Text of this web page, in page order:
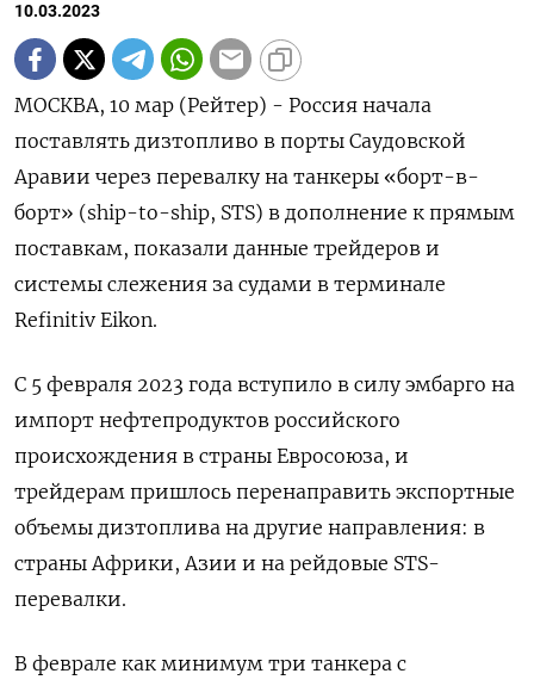
10.03.2023
МОСКВА, 10 мар (Рейтер) - Россия начала
поставлять дизтопливо в порты Саудовской
Аравии через перевалку на танкеры «борт-в-
борт» (ship-to-ship, STS) в дополнение к прямым
поставкам, показали данные трейдеров и
системы слежения за судами в терминале
Refinitiv Eikon.
С 5 февраля 2023 года вступило в силу эмбарго на
импорт нефтепродуктов российского
происхождения в страны Евросоюза, и
трейдерам пришлось перенаправить экспортные
объемы дизтоплива на другие направления: в
страны Африки, Азии и на рейдовые STS-
перевалки.
В феврале как минимум три танкера с